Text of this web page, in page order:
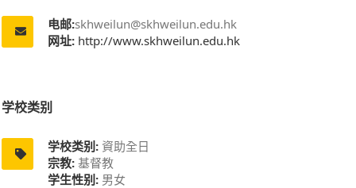
电邮:skhweilun@skhweilun.edu.hk
网址: http://www.skhweilun.edu.hk
学校类别
学校类别: 資助全日
宗教: 基督教
学生性别: 男女